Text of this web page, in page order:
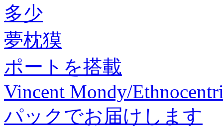
多少
夢枕獏
ポートを搭載
Vincent Mondy/
パックでお届けします